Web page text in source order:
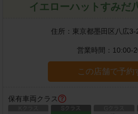
イエローハットすみだ
住所： 東京都墨田区八広3-
営業時間： 10:00-
この店舗で予約
保有車両クラス